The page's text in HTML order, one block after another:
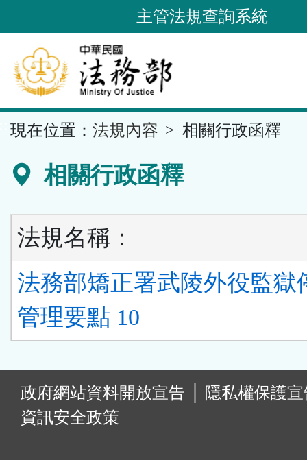
到
要
內
容
區
主管法規查詢系統
現在位置： 法規內容 相關行政函釋
相關行政函釋
法規名稱：
法務部矯正署武陵外役監獄
管理要點 10
政府網站資料開放宣告
隱私權保護
資訊安全政策